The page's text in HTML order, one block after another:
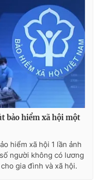
bảo hiểm xã hội một
hiểm xã hội 1 lần ảnh
người không có lương
gia đình và xã hội.